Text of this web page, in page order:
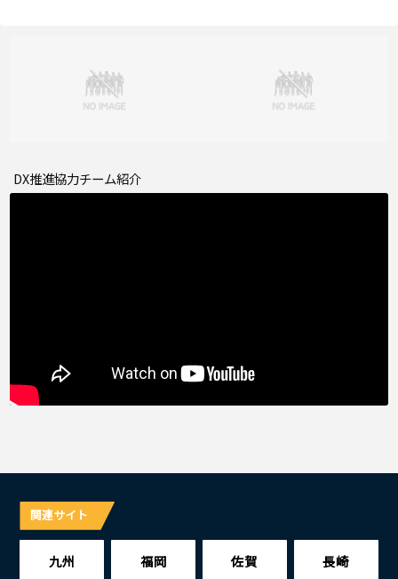
DX推進協力チーム紹介
関連サイト
九州 福岡 佐賀 長崎